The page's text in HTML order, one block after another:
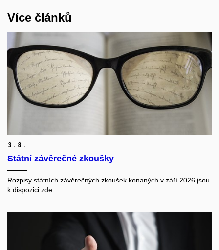
Více článků
3. 8.
Státní závěrečné zkoušky
Rozpisy státních závěrečných zkoušek konaných v září 2026 jsou
k dispozici zde.